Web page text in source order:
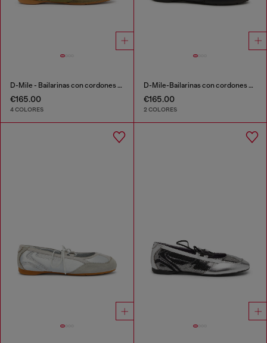
D-Mile - Bailarinas con cordones en piel y malla
€165.00
4 COLORES
D-Mile-Bailarinas con cordones de cuero y malla
€165.00
2 COLORES